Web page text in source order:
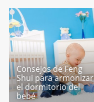
Consejos de Feng
Shui para armonizar
el dormitorio del
bebé